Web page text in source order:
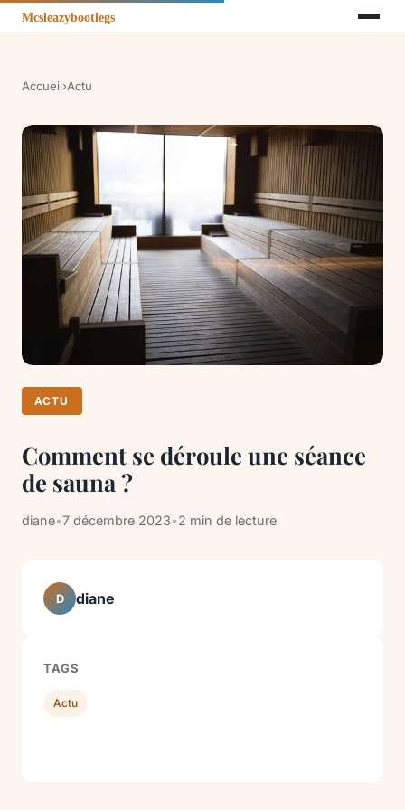
Accueil›Actu
ACTU
Comment se déroule une séance
de sauna ?
diane•7 décembre 2023•2 min de lecture
D diane
TAGS
Actu